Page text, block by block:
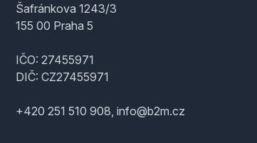
Šafránkova 1243/3
155 00 Praha 5
IČO: 27455971
DIČ: CZ27455971
+420 251 510 908, info@b2m.cz